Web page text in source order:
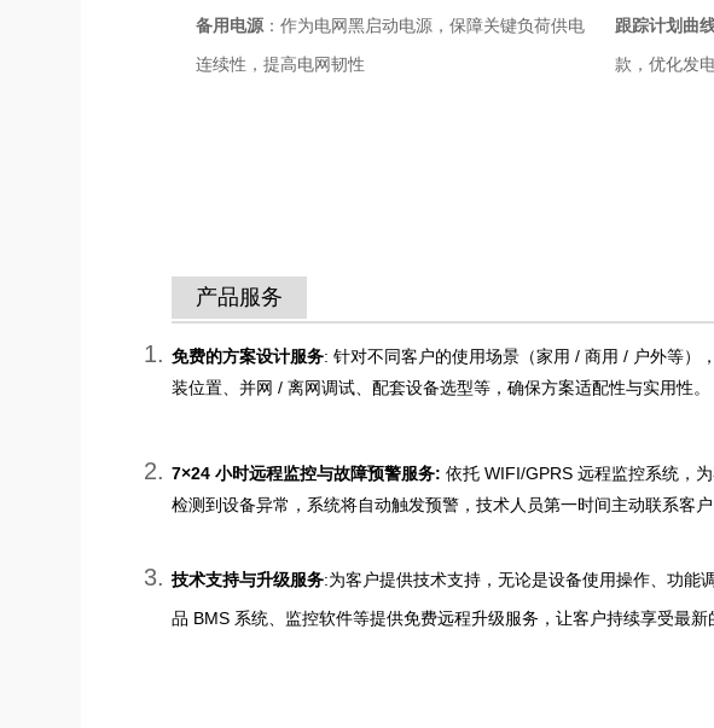
备用电源 ：作为电网黑启动电源，保障关键负荷供电
连续性，提高电网韧性
跟踪计划曲
款，优化发
产品服务
免费的方案设计服务: 针对不同客户的使用场景（家用 / 商用 / 户外等）
装位置、并网 / 离网调试、配套设备选型等，确保方案适配性与实用性。
7×24 小时远程监控与故障预警服务:依托 WIFI/GPRS 远程监控系统，
检测到设备异常，系统将自动触发预警，技术人员第一时间主动联系客
技术支持与升级服务:为客户提供技术支持，无论是设备使用操作、功能
品 BMS 系统、监控软件等提供免费远程升级服务，让客户持续享受最新